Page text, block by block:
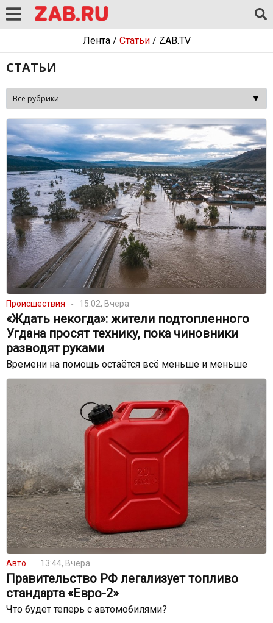
Лента/ Статьи/ ZAB.TV
СТАТЬИ
Происшествия 15:02, Вчера
«Ждать некогда»: жители подтопленного
Угдана просят технику, пока чиновники
разводят руками
Времени на помощь остаётся всё меньше и меньше
Авто 13:44, Вчера
Правительство РФ легализует топливо
стандарта «Евро-2»
Что будет теперь с автомобилями?